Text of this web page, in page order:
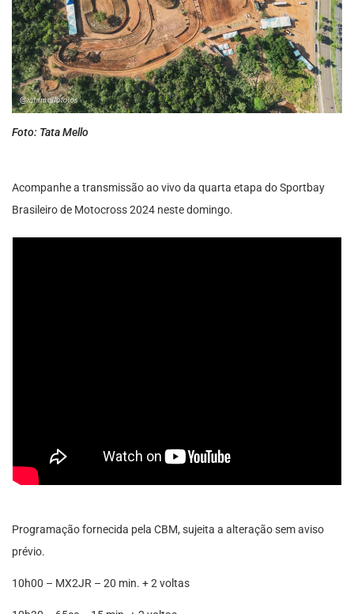
Foto: Tata Mello
Acompanhe a transmissão ao vivo da quarta etapa do Sportbay
Brasileiro de Motocross 2024 neste domingo.
Programação fornecida pela CBM, sujeita a alteração sem aviso
prévio.
10h00 – MX2JR – 20 min. + 2 voltas